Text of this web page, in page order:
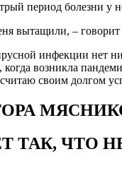
период болезни у
вытащили, –
инфекции нет
возникла
своим долгом
ТАК, ЧТО